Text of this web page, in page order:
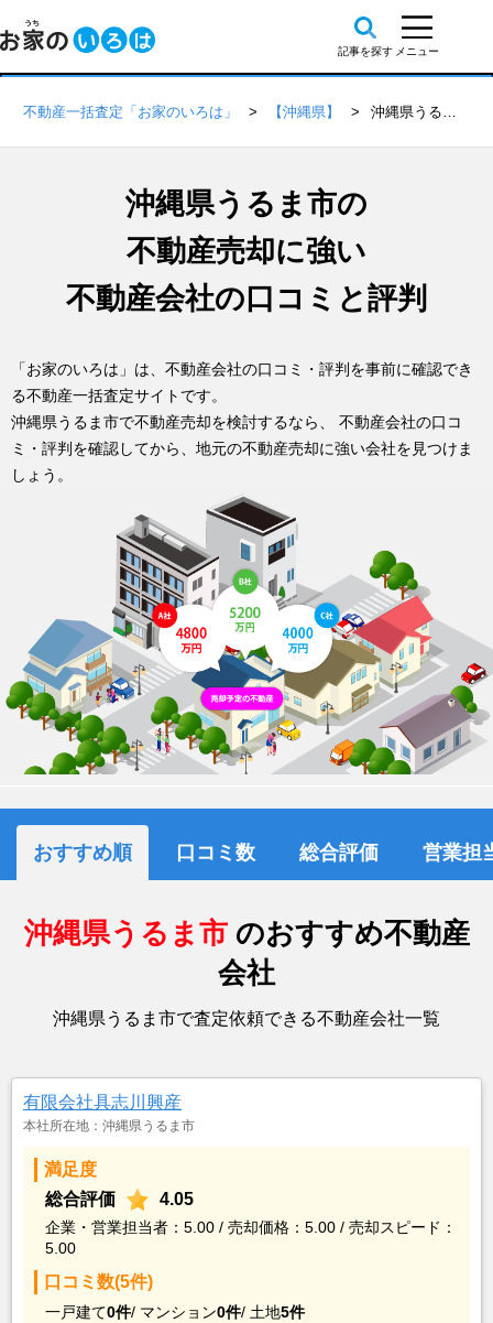
不動産一括査定「お家のいろは」 【沖縄県】 沖縄県うるま市の不動産会社 口コミ・評判一覧
沖縄県うるま市の
不動産売却に強い
不動産会社の口コミと評判
「お家のいろは」は、不動産会社の口コミ・評判を事前に確認でき
る不動産一括査定サイトです。
沖縄県うるま市で不動産売却を検討するなら、 不動産会社の口コ
ミ・評判を確認してから、地元の不動産売却に強い会社を見つけま
しょう。
おすすめ順 口コミ数 総合評価 営業担
沖縄県うるま市 のおすすめ不動産
会社
沖縄県うるま市で査定依頼できる不動産会社一覧
有限会社具志川興産
本社所在地：沖縄県うるま市
満足度
総合評価
4.05
企業・営業担当者：5.00 / 売却価格：5.00 / 売却スピード：
5.00
口コミ数(5件)
一戸建て0件/ マンション0件/ 土地5件